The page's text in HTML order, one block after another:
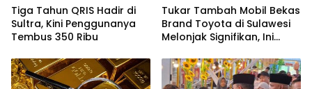
Tiga Tahun QRIS Hadir di
Sultra, Kini Penggunanya
Tembus 350 Ribu
Tukar Tambah Mobil Bekas
Brand Toyota di Sulawesi
Melonjak Signifikan, Ini